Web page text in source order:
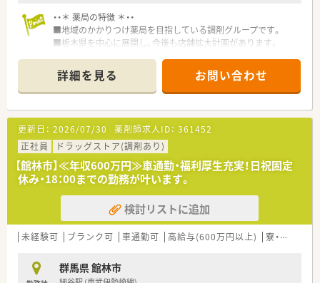
・・＊ 薬局の特徴 ＊・・
■地域のかかりつけ薬局を目指している調剤グループです。
■栃木県を中心に展開し、今後も店舗拡大計画があります。
を大切にしている企業です。
■地域密着型の調剤薬局として地域活動やイベント開催に力を
入れています。
■新卒の受け入れも積極的にしており、社内の風通しもよく働き
やすい社風です。
■働き方に制限のある薬剤師さん向けに準社員制度もあります
ので、気になる方はお気軽にお問合せ下さい！
詳細を見る お問い合わせ
更新日： 2026/07/30 薬剤師求人ID： 361452
正社員
ドラッグストア(調剤あり)
【館林市】≪年収600万円≫車通勤・福利厚生充実！日祝固定
休み・18：00までの勤務が叶います。
検討リストに追加
未経験可 ブランク可 車通勤可 高給与(600万円以上) 寮・借上社宅あり
群馬県 館林市